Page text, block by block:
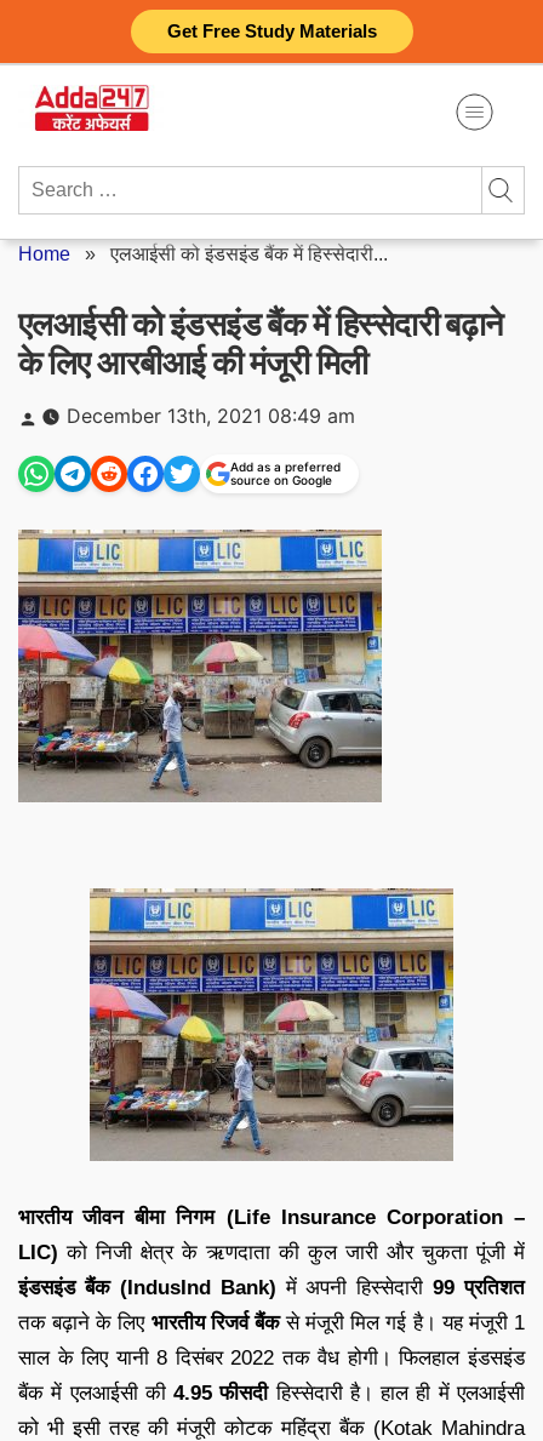
Get Free Study Materials
content
Search
Home »एलआईसी को इंडसइंड बैंक में हिस्सेदारी...
एलआईसी को इंडसइंड बैंक में हिस्सेदारी बढ़ाने
के लिए आरबीआई की मंजूरी मिली
Posted
by
December 13th, 2021 08:49 am
Add as a preferred
source on Google
भारतीय जीवन बीमा निगम (Life Insurance Corporation –
LIC)को निजी क्षेत्र के ऋणदाता की कुल जारी और चुकता पूंजी में
इंडसइंड बैंक (IndusInd Bank)में अपनी हिस्सेदारी99 प्रतिशत
तक बढ़ाने के लिए भारतीय रिजर्व बैंकसे मंजूरी मिल गई है। यह मंजूरी 1
साल के लिए यानी 8 दिसंबर 2022 तक वैध होगी। फिलहाल इंडसइंड
बैंक में एलआईसी की4.95 फीसदीहिस्सेदारी है। हाल ही में एलआईसी
को भी इसी तरह की मंजूरी कोटक महिंद्रा बैंक (Kotak Mahindra